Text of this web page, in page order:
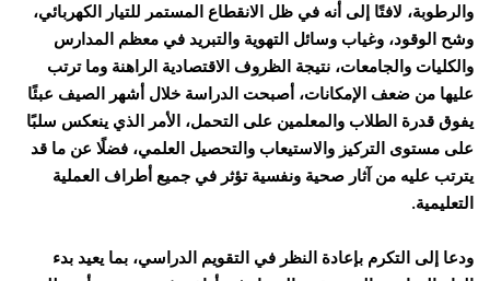
والرطوبة، لافتًا إلى أنه في ظل الانقطاع المستمر للتيار الكهربائي،
وشح الوقود، وغياب وسائل التهوية والتبريد في معظم المدارس
والكليات والجامعات، نتيجة الظروف الاقتصادية الراهنة وما ترتب
عليها من ضعف الإمكانات، أصبحت الدراسة خلال أشهر الصيف عبئًا
يفوق قدرة الطلاب والمعلمين على التحمل، الأمر الذي ينعكس سلبًا
على مستوى التركيز والاستيعاب والتحصيل العلمي، فضلًا عن ما قد
يترتب عليه من آثار صحية ونفسية تؤثر في جميع أطراف العملية
التعليمية.
ودعا إلى التكرم بإعادة النظر في التقويم الدراسي، بما يعيد بدء